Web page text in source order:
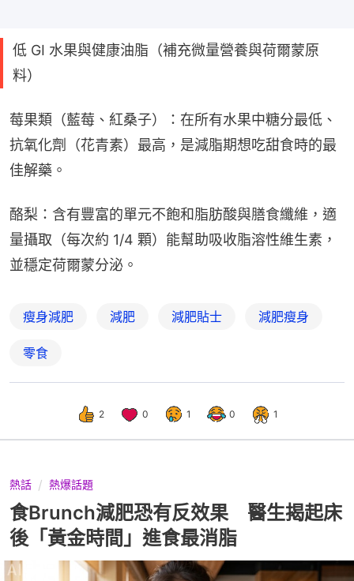
低 GI 水果與健康油脂（補充微量營養與荷爾蒙原
料）
莓果類（藍莓、紅桑子）：在所有水果中糖分最低、
抗氧化劑（花青素）最高，是減脂期想吃甜食時的最
佳解藥。
酪梨：含有豐富的單元不飽和脂肪酸與膳食纖維，適
量攝取（每次約 1/4 顆）能幫助吸收脂溶性維生素，
並穩定荷爾蒙分泌。
瘦身減肥 減肥 減肥貼士 減肥瘦身
零食
2 0 1 0 1
熱話 熱爆話題
食Brunch減肥恐有反效果 醫生揭起床
後「黃金時間」進食最消脂